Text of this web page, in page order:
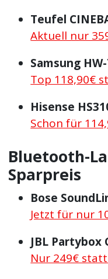
Teufel
Aktuell nur
Samsung
Top 118,90€
Hisense
Schon für
Bluetooth-
Sparpreis
Bose
Jetzt für nur
JBL Partybox
Nur 249€